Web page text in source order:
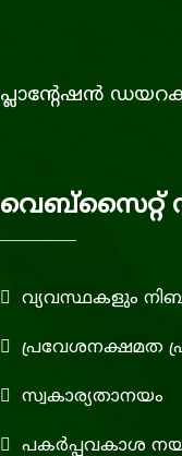
പ്ലാൻ്റേഷൻ
വെബ്‌സൈറ്റ്
വ്യവസ്ഥകളും
പ്രവേശനക്ഷമത
സ്വകാര്യതാനയം
പകര്‍പ്പവകാശ